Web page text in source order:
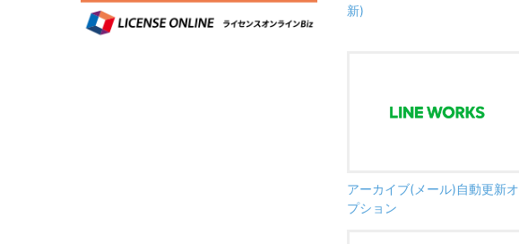
新)
アーカイブ(メール)自動更新オ
プション